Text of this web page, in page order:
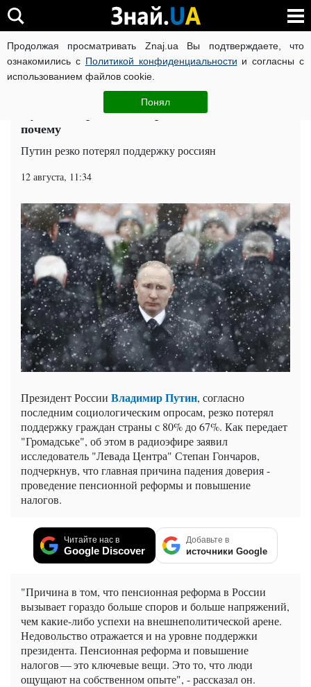
Продолжая просматривать Znaj.ua Вы подтверждаете, что
ознакомились с Политикой конфиденциальности и согласны с
использованием файлов cookie.
Понял
ВОЙНА РОССИИ ПРОТИВ УКРАИНЫ КОРОНАВИРУС В
Политика ЧИТАТИ УКРАЇНСЬКОЮ
Путин все: рейтинги царя падают, и вот
почему
Путин резко потерял поддержку россиян
12 августа, 11:34
Президент России Владимир Путин, согласно
последним социологическим опросам, резко потерял
поддержку граждан страны с 80% до 67%. Как передает
"Громадське", об этом в радиоэфире заявил
исследователь "Левада Центра" Степан Гончаров,
подчеркнув, что главная причина падения доверия -
проведение пенсионной реформы и повышение
налогов.
Читайте нас в
Google Discover
Добавьте в
источники Google
"Причина в том, что пенсионная реформа в России
вызывает гораздо больше споров и больше напряжений,
чем какие-либо успехи на внешнеполитической арене.
Недовольство отражается и на уровне поддержки
президента. Пенсионная реформа и повышение
налогов — это ключевые вещи. Это то, что люди
ощущают на собственном опыте", - рассказал он.